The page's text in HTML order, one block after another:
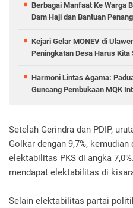
Berbagai Manfaat Ke Warga
Dam Haji dan Bantuan
Kejari Gelar MONEV di
Peningkatan Desa Harus Kita
Harmoni Lintas Agama:
Guncang Pembukaan MQK
Setelah Gerindra dan PDIP,
Golkar dengan 9,7%,
elektabilitas PKS di angka
mendapat elektabilitas di
Selain elektabilitas partai